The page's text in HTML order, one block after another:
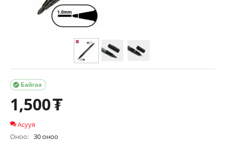
Байгаа

1,500₮
Асууя
Оноо: 30 оноо